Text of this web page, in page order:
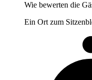
Wie bewerten die
Ein Ort zum